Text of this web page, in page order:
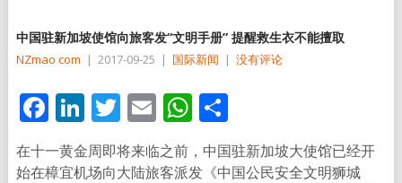
中国驻新加坡使馆向旅客发“文明手册” 提醒救生衣不能擅取
NZmao com | 2017-09-25 | 国际新闻 | 没有评论
Facebook
LinkedIn
Twitter
EmailWhatsApp
分
享
在十一黄金周即将来临之前，中国驻新加坡大使馆已经开
始在樟宜机场向大陆旅客派发《中国公民安全文明狮城